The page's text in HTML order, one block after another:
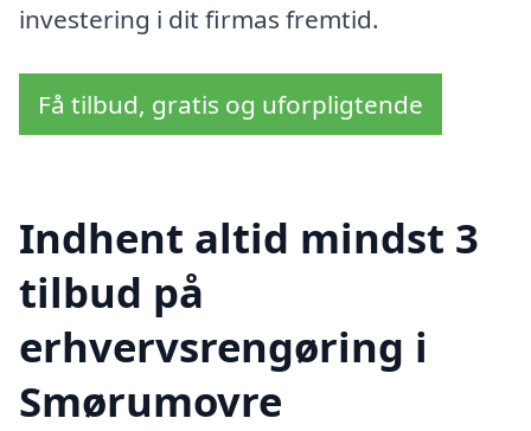
investering i dit firmas fremtid.
Få tilbud, gratis og uforpligtende
Indhent altid mindst 3
tilbud på
erhvervsrengøring i
Smørumovre